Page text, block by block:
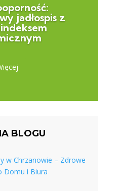
jadłospis z
BLOGU